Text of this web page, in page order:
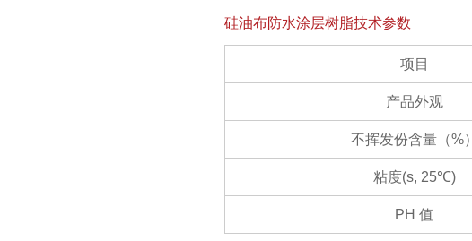
硅油布防水涂层树脂技术参数
项目
产品外观
不挥发份含量（%）
粘度(s, 25℃)
PH 值